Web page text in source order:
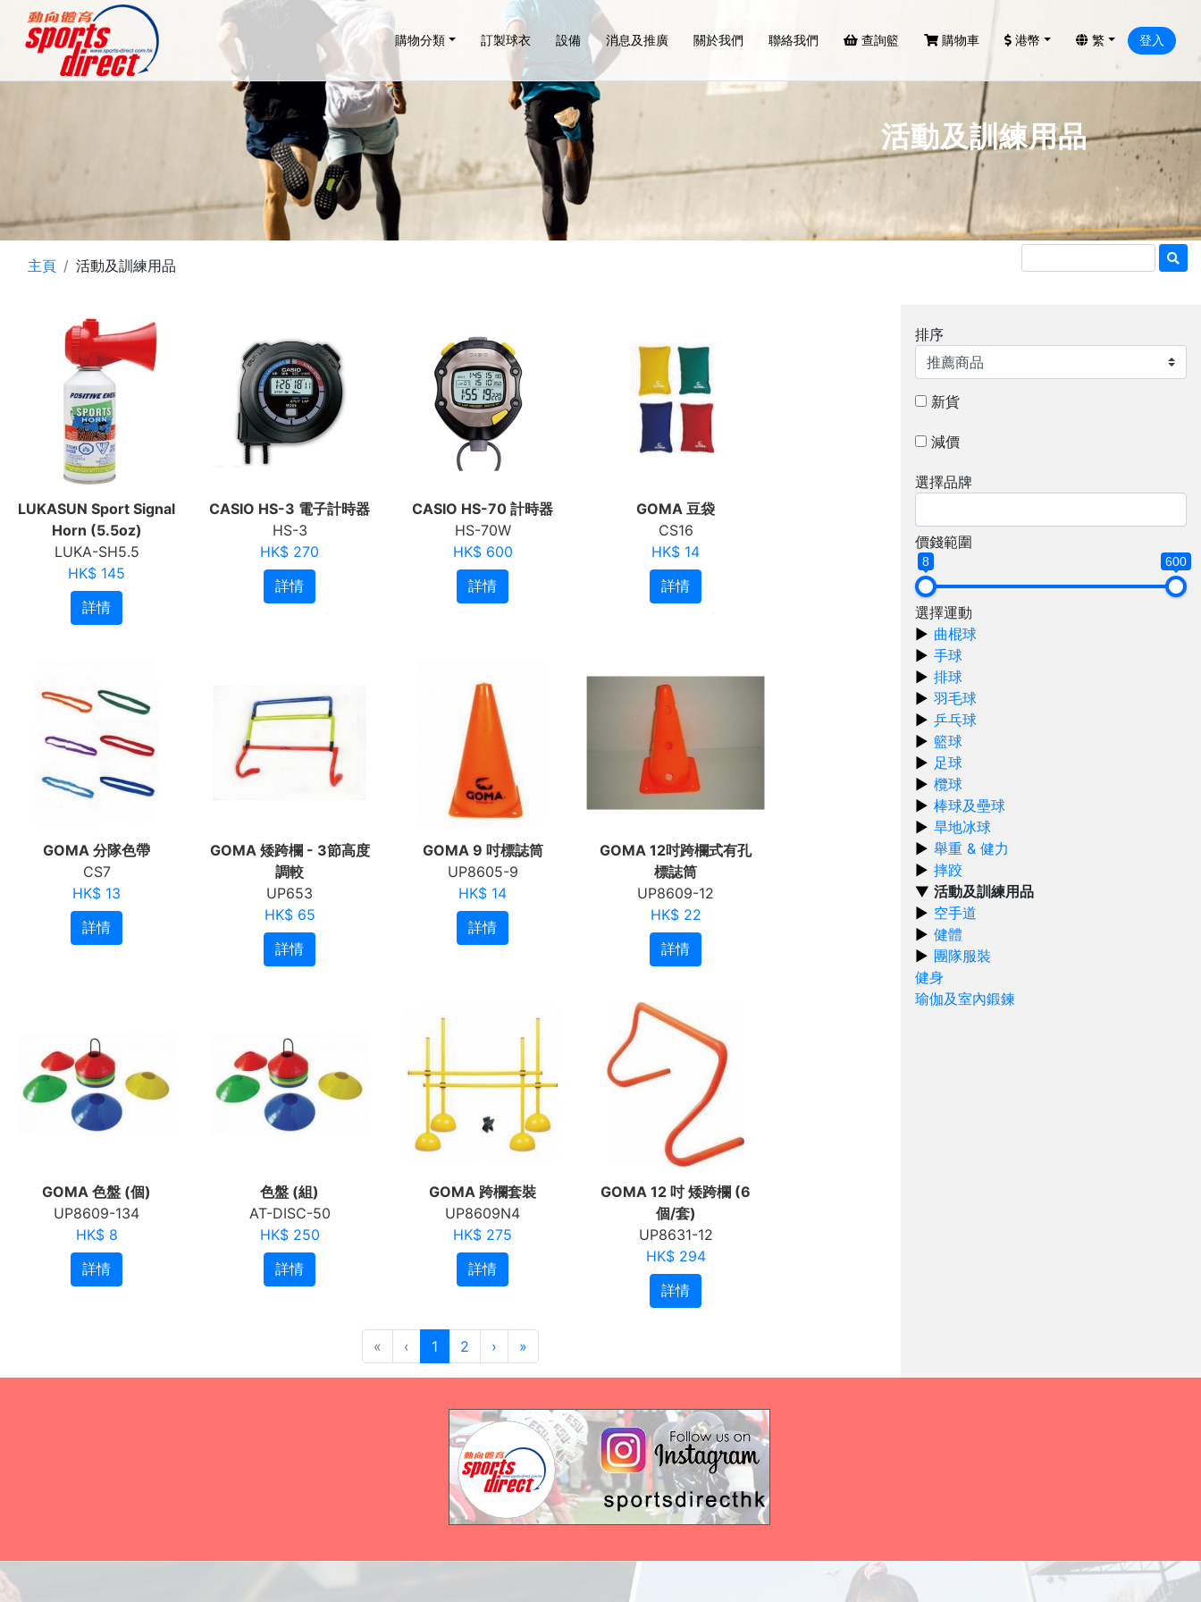
購物分類 訂製球衣 設備 消息及推廣 關於我們 聯絡我們 查詢籃 購物車 港幣 繁 登入
活動及訓練用品
主頁 活動及訓練用品
LUKASUN Sport Signal
Horn (5.5oz)
LUKA-SH5.5
HK$ 145
詳情
CASIO HS-3 電子計時器
HS-3
HK$ 270
詳情
CASIO HS-70 計時器
HS-70W
HK$ 600
詳情
GOMA 豆袋
CS16
HK$ 14
詳情
GOMA 分隊色帶
CS7
HK$ 13
詳情
GOMA 矮跨欄 - 3節高度
調較
UP653
HK$ 65
詳情
GOMA 9 吋標誌筒
UP8605-9
HK$ 14
詳情
GOMA 12吋跨欄式有孔
標誌筒
UP8609-12
HK$ 22
詳情
GOMA 色盤 (個)
UP8609-134
HK$ 8
詳情
色盤 (組)
AT-DISC-50
HK$ 250
詳情
GOMA 跨欄套裝
UP8609N4
HK$ 275
詳情
GOMA 12 吋 矮跨欄 (6
個/套)
UP8631-12
HK$ 294
詳情
« ‹ 1 2 › »
排序
新貨
減價
選擇品牌
價錢範圍
8 600
選擇運動
曲棍球
手球
排球
羽毛球
乒乓球
籃球
足球
欖球
棒球及壘球
旱地冰球
舉重 & 健力
摔跤
活動及訓練用品
空手道
健體
團隊服裝
健身
瑜伽及室內鍛鍊